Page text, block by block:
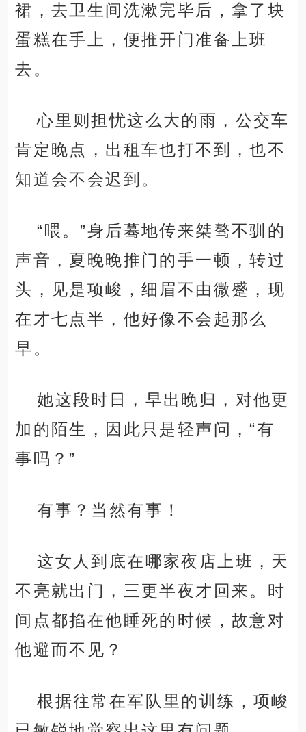
裙，去卫生间洗漱完毕后，拿了块
蛋糕在手上，便推开门准备上班
去。
心里则担忧这么大的雨，公交车
肯定晚点，出租车也打不到，也不
知道会不会迟到。
“喂。”身后蓦地传来桀骜不驯的
声音，夏晚晚推门的手一顿，转过
头，见是项峻，细眉不由微蹙，现
在才七点半，他好像不会起那么
早。
她这段时日，早出晚归，对他更
加的陌生，因此只是轻声问，“有
事吗？”
有事？当然有事！
这女人到底在哪家夜店上班，天
不亮就出门，三更半夜才回来。时
间点都掐在他睡死的时候，故意对
他避而不见？
根据往常在军队里的训练，项峻